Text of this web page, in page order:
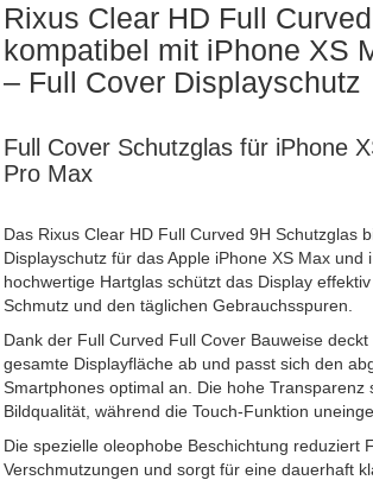
Rixus Clear HD Full
kompatibel mit iPhone XS
– Full Cover Displayschutz
Full Cover Schutzglas für iPhone
Pro Max
Das Rixus Clear HD Full Curved 9H Schutzglas
Displayschutz für das Apple iPhone XS Max und
hochwertige Hartglas schützt das Display
Schmutz und den täglichen Gebrauchsspuren.
Dank der Full Curved Full Cover Bauweise
gesamte Displayfläche ab und passt sich den
Smartphones optimal an. Die hohe Transparenz
Bildqualität, während die Touch-Funktion
Die spezielle oleophobe Beschichtung reduziert
Verschmutzungen und sorgt für eine dauerhaft